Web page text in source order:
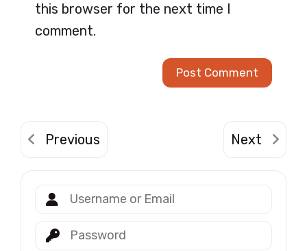
this browser for the next time I
comment.
Previous Next